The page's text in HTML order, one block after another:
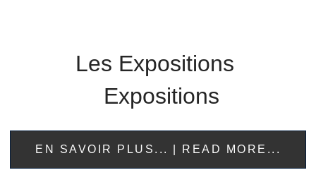
Les Expositions
Expositions
EN SAVOIR PLUS... | READ MORE...